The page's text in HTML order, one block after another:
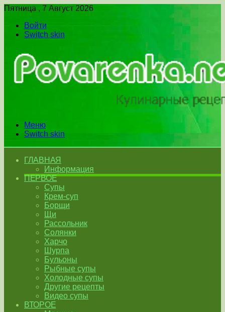
Пятница , 7 Август 2026
Войти
Switch skin
Меню
Switch skin
ГЛАВНАЯ
Информация
ПЕРВОЕ
Супы
Крем-суп
Борщи
Щи
Рассольник
Солянки
Харчо
Шурпа
Бульоны
Рыбные супы
Холодные супы
Другие рецепты
Видео супы
ВТОРОЕ